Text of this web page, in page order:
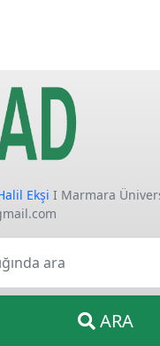
Ekşi I Marmara
ara
ARA